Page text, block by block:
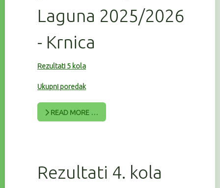
Laguna 2025/2026
- Krnica
Rezultati 5 kola
Ukupni poredak
READ MORE …
Rezultati 4. kola